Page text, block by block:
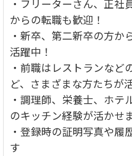
・フリーターさん、正社
からの転職も歓迎！
・新卒、第二新卒の方か
活躍中！
・前職はレストランなど
ど、さまざまな方たちが
・調理師、栄養士、ホテ
のキッチン経験が活かせ
・登録時の証明写真や履
す